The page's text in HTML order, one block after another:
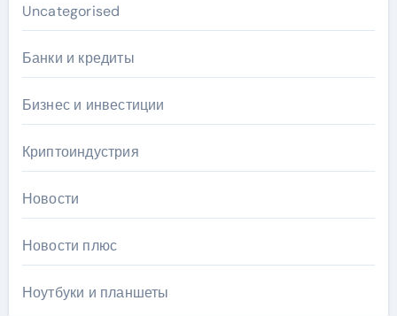
Uncategorised
Банки и кредиты
Бизнес и инвестиции
Криптоиндустрия
Новости
Новости плюс
Ноутбуки и планшеты